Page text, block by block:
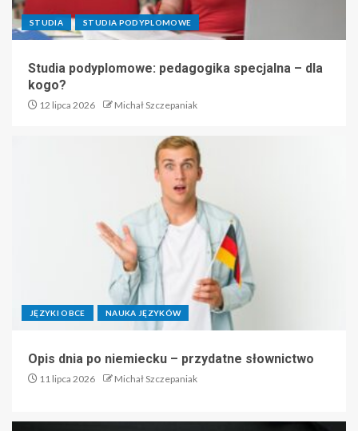
STUDIA STUDIA PODYPLOMOWE
Studia podyplomowe: pedagogika specjalna – dla
kogo?
12 lipca 2026 Michał Szczepaniak
JĘZYKI OBCE NAUKA JĘZYKÓW
Opis dnia po niemiecku – przydatne słownictwo
11 lipca 2026 Michał Szczepaniak